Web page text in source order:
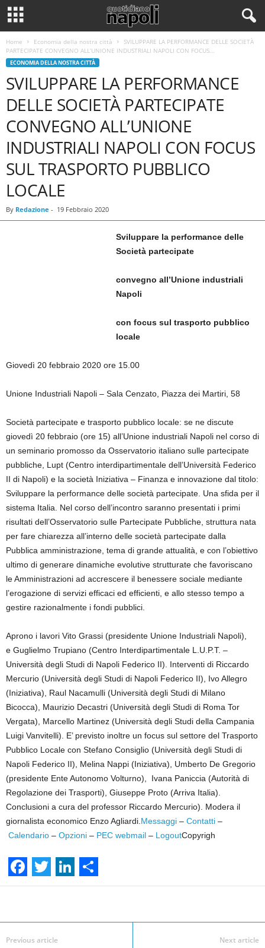
Home Economia della nostra città
SVILUPPARE LA PERFORMANCE DELLE SOCIETÀ
PARTECIPATE CONVEGNO ALL’UNIONE INDUSTRIALI NAPOLI CON FOCUS...
ECONOMIA DELLA NOSTRA CITTÀ
SVILUPPARE LA PERFORMANCE
DELLE SOCIETÀ PARTECIPATE
CONVEGNO ALL’UNIONE
INDUSTRIALI NAPOLI CON FOCUS
SUL TRASPORTO PUBBLICO
LOCALE
By Redazione - 19 Febbraio 2020
Sviluppare la performance delle
Società partecipate
convegno all’Unione industriali
Napoli
con focus sul trasporto pubblico
locale
Giovedì 20 febbraio 2020 ore 15.00
Unione Industriali Napoli – Sala Cenzato, Piazza dei Martiri, 58
Società partecipate e trasporto pubblico locale: se ne discute
giovedì 20 febbraio (ore 15) all’Unione industriali Napoli nel corso di
un seminario promosso da Osservatorio italiano sulle partecipate
pubbliche, Lupt (Centro interdipartimentale dell’Università Federico
II di Napoli) e la società Iniziativa – Finanza e innovazione dal titolo:
Sviluppare la performance delle società partecipate. Una sfida per il
sistema Italia. Nel corso dell’incontro saranno presentati i primi
risultati dell’Osservatorio sulle Partecipate Pubbliche, struttura nata
per fare chiarezza all’interno delle società partecipate dalla
Pubblica amministrazione, tema di grande attualità, e con l’obiettivo
ultimo di generare dinamiche evolutive strutturate che favoriscano
le Amministrazioni ad accrescere il benessere sociale mediante
l’erogazione di servizi efficaci ed efficienti, e allo stesso tempo a
gestire razionalmente i fondi pubblici.
Aprono i lavori Vito Grassi (presidente Unione Industriali Napoli),
e Guglielmo Trupiano (Centro Interdipartimentale L.U.P.T. –
Università degli Studi di Napoli Federico II). Interventi di Riccardo
Mercurio (Università degli Studi di Napoli Federico II), Ivo Allegro
(Iniziativa), Raul Nacamulli (Università degli Studi di Milano
Bicocca), Maurizio Decastri (Università degli Studi di Roma Tor
Vergata), Marcello Martinez (Università degli Studi della Campania
Luigi Vanvitelli). E’ previsto inoltre un focus sul settore del Trasporto
Pubblico Locale con Stefano Consiglio (Università degli Studi di
Napoli Federico II), Melina Nappi (Iniziativa), Umberto De Gregorio
(presidente Ente Autonomo Volturno), Ivana Paniccia (Autorità di
Regolazione dei Trasporti), Giuseppe Proto (Arriva Italia).
Conclusioni a cura del professor Riccardo Mercurio). Modera il
giornalista economico Enzo Agliardi. Messaggi – Contatti –
Calendario – Opzioni – PEC webmail – LogoutCopyrigh
F
c
e
T
i
t
L
n
k
S
a
Previous article Next article